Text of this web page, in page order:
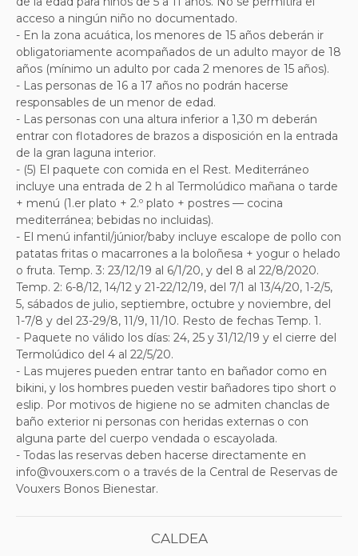
acceso a ningún niño no documentado.
- En la zona acuática, los menores de 15 años deberán ir
obligatoriamente acompañados de un adulto mayor de 18
años (mínimo un adulto por cada 2 menores de 15 años).
- Las personas de 16 a 17 años no podrán hacerse
responsables de un menor de edad.
- Las personas con una altura inferior a 1,30 m deberán
entrar con flotadores de brazos a disposición en la entrada
de la gran laguna interior.
- (5) El paquete con comida en el Rest. Mediterráneo
incluye una entrada de 2 h al Termolúdico mañana o tarde
+ menú (1.er plato + 2.º plato + postres — cocina
mediterránea; bebidas no incluidas).
- El menú infantil/júnior/baby incluye escalope de pollo con
patatas fritas o macarrones a la boloñesa + yogur o helado
o fruta. Temp. 3: 23/12/19 al 6/1/20, y del 8 al 22/8/2020.
Temp. 2: 6-8/12, 14/12 y 21-22/12/19, del 7/1 al 13/4/20, 1-2/5,
5, sábados de julio, septiembre, octubre y noviembre, del
1-7/8 y del 23-29/8, 11/9, 11/10. Resto de fechas Temp. 1.
- Paquete no válido los días: 24, 25 y 31/12/19 y el cierre del
Termolúdico del 4 al 22/5/20.
- Las mujeres pueden entrar tanto en bañador como en
bikini, y los hombres pueden vestir bañadores tipo short o
eslip. Por motivos de higiene no se admiten chanclas de
baño exterior ni personas con heridas externas o con
alguna parte del cuerpo vendada o escayolada.
- Todas las reservas deben hacerse directamente en
info@vouxers.com o a través de la Central de Reservas de
Vouxers Bonos Bienestar.
CALDEA